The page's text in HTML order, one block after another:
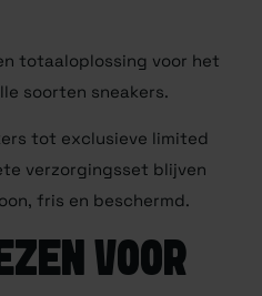
totaaloplossing voor het
soorten sneakers.
tot exclusieve limited
verzorgingsset blijven
fris en beschermd.
VOOR